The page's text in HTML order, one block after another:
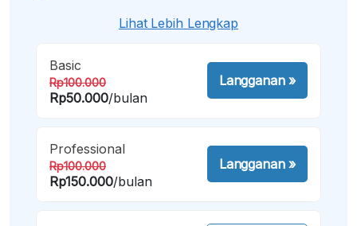
Lihat Lebih Lengkap
Basic
Rp100.000
Rp50.000/bulan
Langganan»
Professional
Rp100.000
Rp150.000/bulan
Langganan»